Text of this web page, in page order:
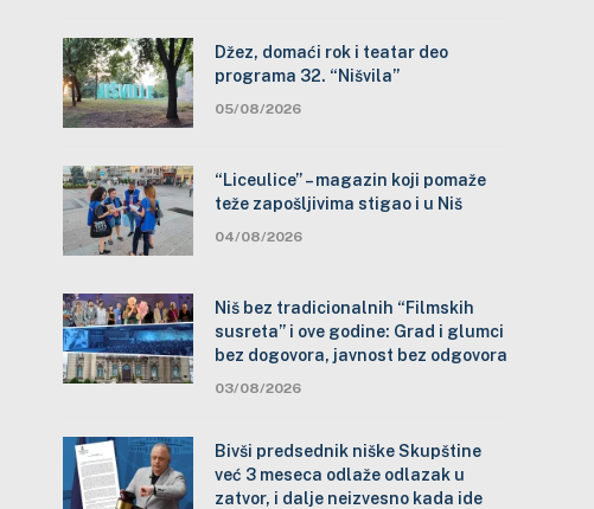
Džez, domaći rok i teatar deo
programa 32. “Nišvila”
05/08/2026
“Liceulice” – magazin koji pomaže
teže zapošljivima stigao i u Niš
04/08/2026
Niš bez tradicionalnih “Filmskih
susreta” i ove godine: Grad i glumci
bez dogovora, javnost bez odgovora
03/08/2026
Bivši predsednik niške Skupštine
već 3 meseca odlaže odlazak u
zatvor, i dalje neizvesno kada ide